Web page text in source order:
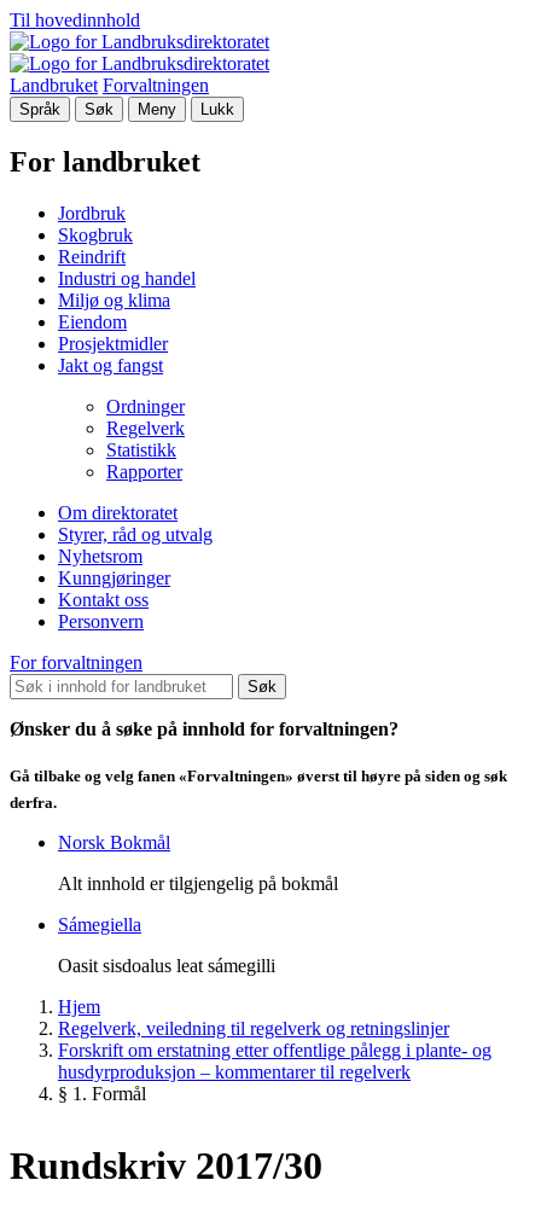
Til hovedinnhold
Landbruket Forvaltningen
Språk Søk Meny Lukk
For landbruket
Jordbruk
Skogbruk
Reindrift
Industri og handel
Miljø og klima
Eiendom
Prosjektmidler
Jakt og fangst
Ordninger
Regelverk
Statistikk
Rapporter
Om direktoratet
Styrer, råd og utvalg
Nyhetsrom
Kunngjøringer
Kontakt oss
Personvern
For forvaltningen
Søk
Ønsker du å søke på innhold for forvaltningen?
Gå tilbake og velg fanen «Forvaltningen» øverst til høyre på siden og søk
derfra.
Norsk Bokmål
Alt innhold er tilgjengelig på bokmål
Sámegiella
Oasit sisdoalus leat sámegilli
Hjem
Regelverk, veiledning til regelverk og retningslinjer
Forskrift om erstatning etter offentlige pålegg i plante- og
husdyrproduksjon – kommentarer til regelverk
§ 1. Formål
Rundskriv 2017/30